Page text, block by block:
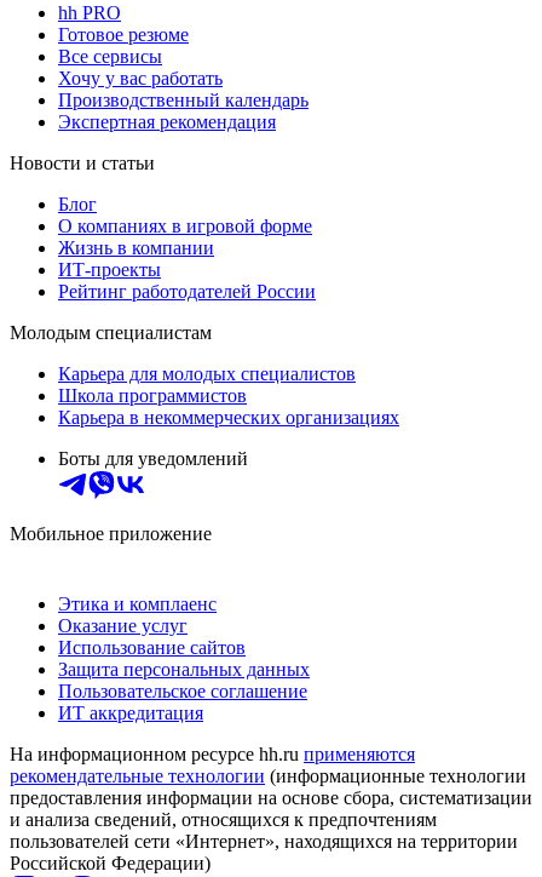
hh PRO
Готовое резюме
Все сервисы
Хочу у вас работать
Производственный календарь
Экспертная рекомендация
Новости и статьи
Блог
О компаниях в игровой форме
Жизнь в компании
ИТ-проекты
Рейтинг работодателей России
Молодым специалистам
Карьера для молодых специалистов
Школа программистов
Карьера в некоммерческих организациях
Боты для уведомлений
Мобильное приложение
Этика и комплаенс
Оказание услуг
Использование сайтов
Защита персональных данных
Пользовательское соглашение
ИТ аккредитация
На информационном ресурсе hh.ru применяются
рекомендательные технологии (информационные технологии
предоставления информации на основе сбора, систематизации
и анализа сведений, относящихся к предпочтениям
пользователей сети «Интернет», находящихся на территории
Российской Федерации)